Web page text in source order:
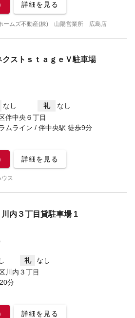
詳細を見る
ームズ不動産(株) 山陽営業所 広島店
クストｓｔａｇｅＶ駐車場
なし 礼
なし
伴中央６丁目
ムライン / 伴中央駅 徒歩9分
詳細を見る
ス
川内３丁目貸駐車場 1
礼
なし
川内３丁目
分
詳細を見る